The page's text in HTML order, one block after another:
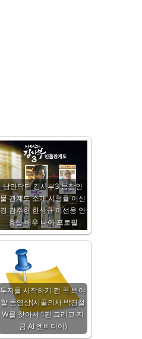
낭만닥터 김사부3 등장인
물 관계도 소개 시청률 이신
경 김주헌 한석규 이선웅 안
효섭 배우 나이 프로필
투자를 시작하기 전 꼭 봐야
할 동영상(시골의사 박경철
W를 찾아서 1편 그리고 지
금 AI 엔비디아)